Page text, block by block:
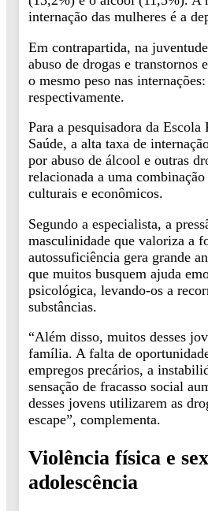
internação das mulheres é a
Em contrapartida, na
abuso de drogas e transtornos
o mesmo peso nas
respectivamente.
Para a pesquisadora da Escola
Saúde, a alta taxa de
por abuso de álcool e outras
relacionada a uma
culturais e econômicos.
Segundo a especialista, a
masculinidade que valoriza a
autossuficiência gera grande
que muitos busquem ajuda
psicológica, levando-os a
substâncias.
“Além disso, muitos desses
família. A falta de
empregos precários, a
sensação de fracasso social
desses jovens utilizarem as
escape”, complementa.
Violência física e
adolescência